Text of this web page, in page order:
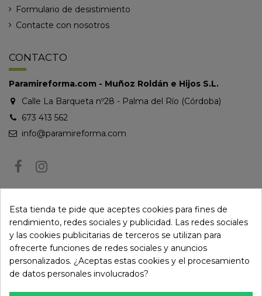
Formulario de desistimiento
Contacte con nosotros
CONTACTO
Paramireforma.com - Muñoz Roldán e Hijos S.L.
Calle La Barqueta nº28 - Palma del Río (Córdoba)
673 413 562
info@paramireforma.com
Puede darse de baja en cualquier momento. Para ello, consulte nuestra
información de contacto en el aviso legal.
Esta tienda te pide que aceptes cookies para fines de
rendimiento, redes sociales y publicidad. Las redes sociales
y las cookies publicitarias de terceros se utilizan para
ofrecerte funciones de redes sociales y anuncios
personalizados. ¿Aceptas estas cookies y el procesamiento
de datos personales involucrados?